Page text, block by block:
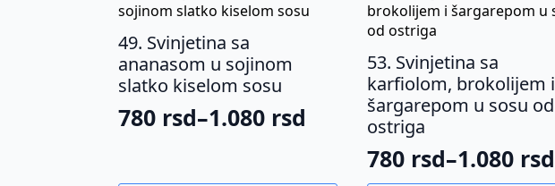
49. Svinjetina sa
ananasom u sojinom
slatko kiselom sosu
780 rsd–1.080 rsd
Raspon
53. Svinjetina sa
karfiolom, brokolijem i
šargarepom u sosu od
ostriga
780 rsd–1.080 rsd
Raspon